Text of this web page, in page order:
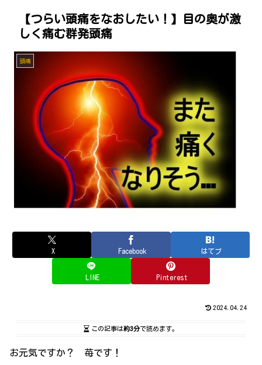
【つらい頭痛をなおしたい！】目の奥が激
しく痛む群発頭痛
頭痛
X Facebook はてブ
LINE Pinterest
2024.04.24
この記事は約3分で読めます。
お元気ですか？ 苺です！